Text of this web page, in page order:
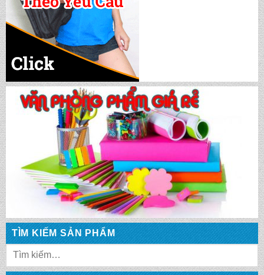
TÌM KIẾM SẢN PHẨM
CẶP HỌC SINH MS: TN 5014
CẶP HỌC SINH MS: TN 5013
CẶP HỌC SINH MS: TN 5012
CẶP HỌC SINH MS: TN 5011
CẶP HỌC SINH MS: TN 5010